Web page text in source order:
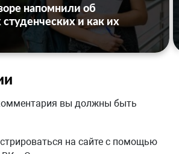
напомнили об
и как их
вы должны быть
на сайте с помощью